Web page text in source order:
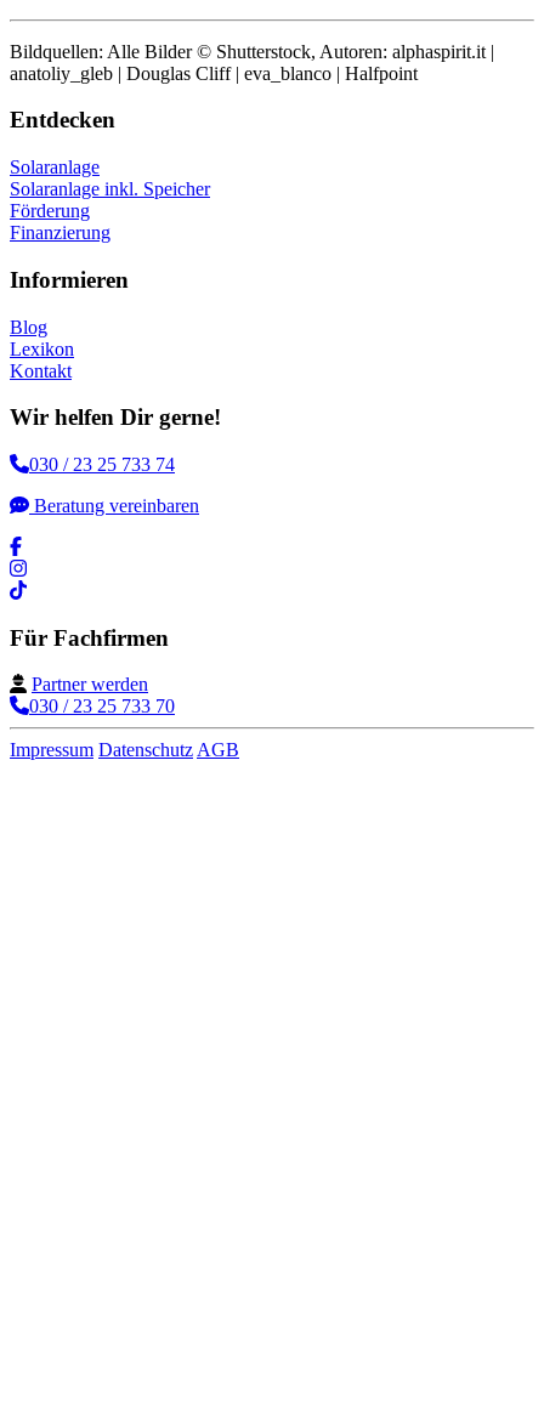
Bildquellen: Alle Bilder © Shutterstock, Autoren: alphaspirit.it |
anatoliy_gleb | Douglas Cliff | eva_blanco | Halfpoint
Entdecken
Solaranlage
Solaranlage inkl. Speicher
Förderung
Finanzierung
Informieren
Blog
Lexikon
Kontakt
Wir helfen Dir gerne!
030 / 23 25 733 74
Beratung vereinbaren
Für Fachfirmen
Partner werden
030 / 23 25 733 70
Impressum DatenschutzAGB